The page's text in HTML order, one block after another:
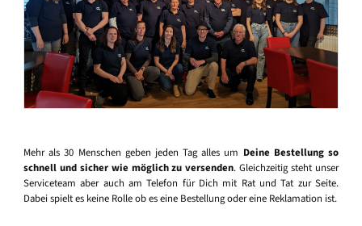
Mehr als 30 Menschen geben jeden Tag alles um Deine Bestellung so
schnell und sicher wie möglich zu versenden. Gleichzeitig steht unser
Serviceteam aber auch am Telefon für Dich mit Rat und Tat zur Seite.
Dabei spielt es keine Rolle ob es eine Bestellung oder eine Reklamation ist.